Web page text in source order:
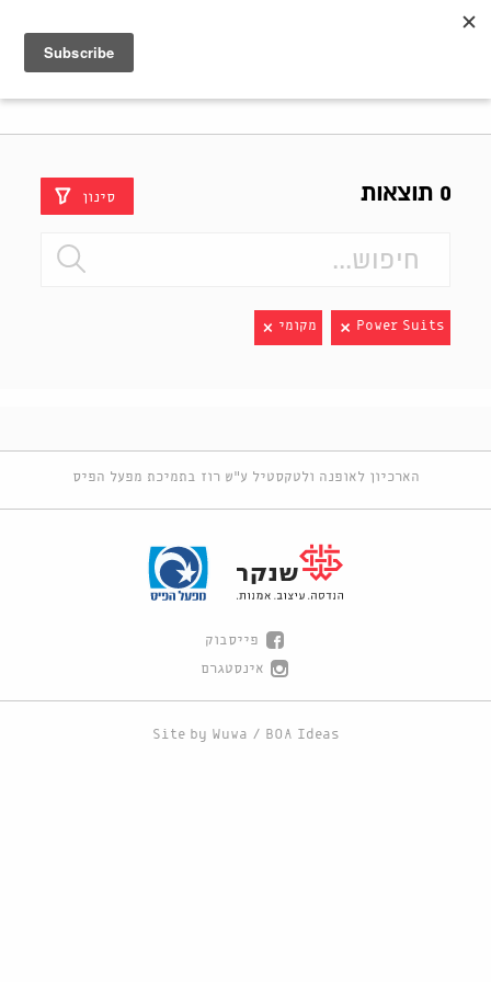
0 תוצאות סינון
Power Suits מקומי
הארכיון לאופנה ולטקסטיל ע"ש רוז בתמיכת מפעל הפיס
פייסבוק
אינסטגרם
Site by Wuwa / BOA Ideas